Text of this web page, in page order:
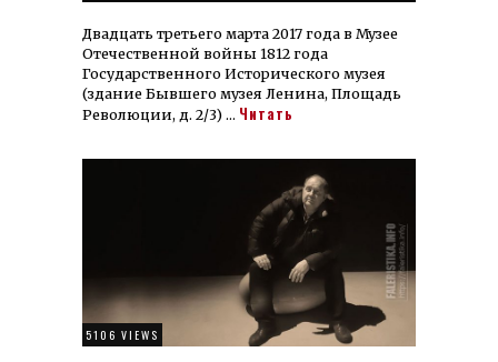
Двадцать третьего марта 2017 года в Музее
Отечественной войны 1812 года
Государственного Исторического музея
(здание Бывшего музея Ленина, Площадь
Революции, д. 2/3) … Читать
5106 VIEWS